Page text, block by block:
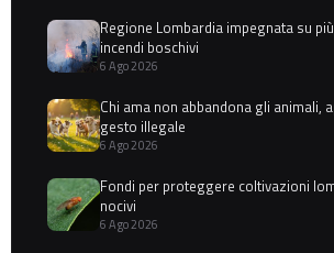
Regione Lombardia impegnata su
incendi boschivi
6 Ago 2026
Chi ama non abbandona gli animali,
gesto illegale
6 Ago 2026
Fondi per proteggere coltivazioni
nocivi
6 Ago 2026